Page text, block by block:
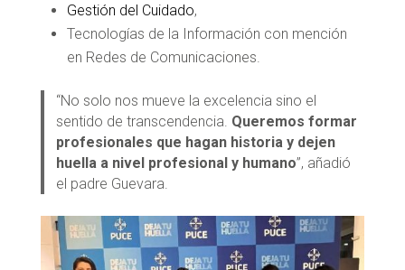
Gestión del Cuidado,
Tecnologías de la Información con mención
en Redes de Comunicaciones.
“No solo nos mueve la excelencia sino el
sentido de transcendencia. Queremos formar
profesionales que hagan historia y dejen
huella a nivel profesional y humano”, añadió
el padre Guevara.